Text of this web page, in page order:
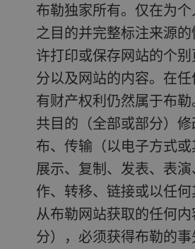
布勒独家所有。仅在为
之目的并完整标注来源
许打印或保存网站的个
分以及网站的内容。在
有财产权利仍然属于布
共目的（全部或部分）
布、传输（以电子方式或
展示、复制、发表、表演
作、转移、链接或以任
从布勒网站获取的任何
分），必须获得布勒的事